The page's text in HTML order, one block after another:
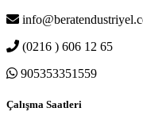
(0216 ) 606 12 65
905353351559
Çalışma Saatleri